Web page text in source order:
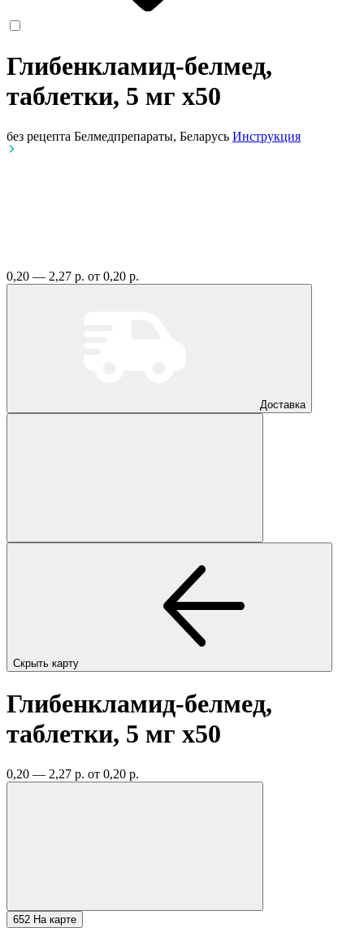
Глибенкламид-белмед,
таблетки, 5 мг x50
без рецепта Белмедпрепараты, Беларусь Инструкция
0,20 — 2,27 р. от 0,20 р.
Доставка
Скрыть карту
Глибенкламид-белмед,
таблетки, 5 мг x50
0,20 — 2,27 р. от 0,20 р.
652 На карте